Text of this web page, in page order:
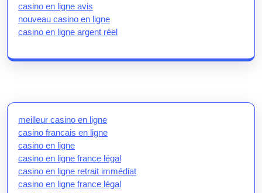
casino en ligne avis
nouveau casino en ligne
casino en ligne argent réel
meilleur casino en ligne
casino francais en ligne
casino en ligne
casino en ligne france légal
casino en ligne retrait immédiat
casino en ligne france légal